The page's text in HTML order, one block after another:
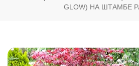
GLOW) НА ШТАМБЕ